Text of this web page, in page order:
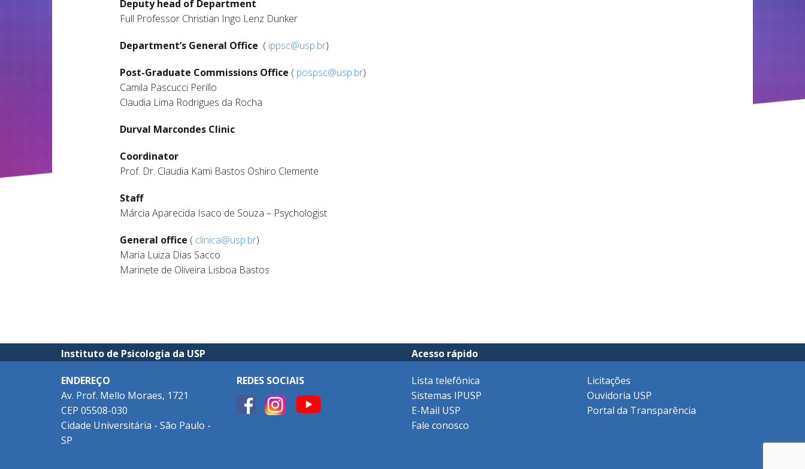
Deputy head of Department
Full Professor Christian Ingo Lenz Dunker
Department’s General Office ( ippsc@usp.br)
Post-Graduate Commissions Office ( pospsc@usp.br)
Camila Pascucci Perillo
Claudia Lima Rodrigues da Rocha
Durval Marcondes Clinic
Coordinator
Prof. Dr. Claudia Kami Bastos Oshiro Clemente
Staff
Márcia Aparecida Isaco de Souza – Psychologist
General office ( clinica@usp.br)
Maria Luiza Dias Sacco
Marinete de Oliveira Lisboa Bastos
Instituto de Psicologia da USP Acesso rápido
ENDEREÇO
Av. Prof. Mello Moraes, 1721
CEP 05508-030
Cidade Universitária - São Paulo -
SP
REDES SOCIAIS
Lista telefônica
Sistemas IPUSP
E-Mail USP
Fale conosco
Licitações
Ouvidoria USP
Portal da Transparência